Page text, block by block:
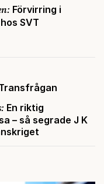
Förvirring i
SVT
En riktig
– så segrade J K